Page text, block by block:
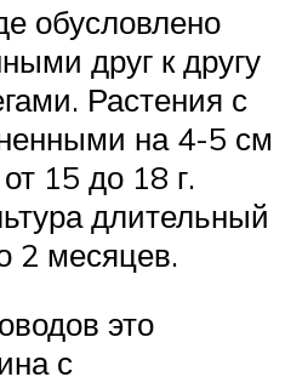
обусловлено
друг к другу
Растения с
на 4-5 см
15 до 18 г.
длительный
2 месяцев.
это
с